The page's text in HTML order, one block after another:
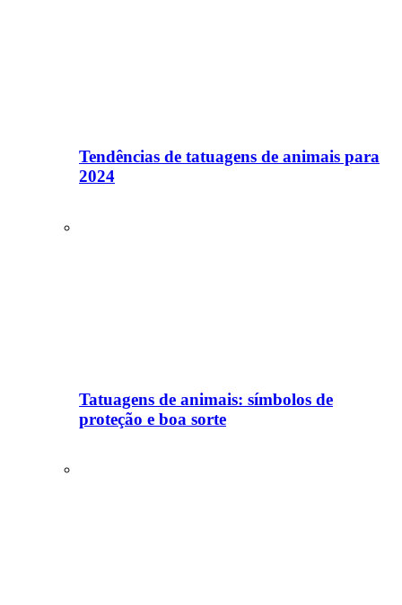
Tendências de tatuagens de animais para
2024
Tatuagens de animais: símbolos de
proteção e boa sorte